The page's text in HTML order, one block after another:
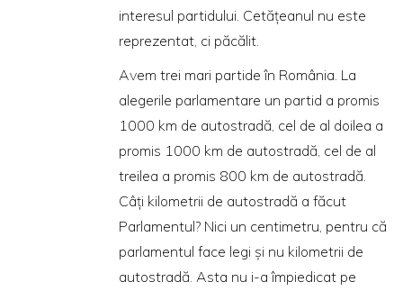
interesul partidului. Cetăţeanul nu este
reprezentat, ci păcălit.
Avem trei mari partide în România. La
alegerile parlamentare un partid a promis
1000 km de autostradă, cel de al doilea a
promis 1000 km de autostradă, cel de al
treilea a promis 800 km de autostradă.
Câţi kilometrii de autostradă a făcut
Parlamentul? Nici un centimetru, pentru că
parlamentul face legi şi nu kilometrii de
autostradă. Asta nu i-a împiedicat pe